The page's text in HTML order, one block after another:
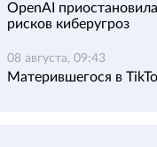
OpenAI
рисков киберугроз
08 августа, 09:43
Матерившегося в